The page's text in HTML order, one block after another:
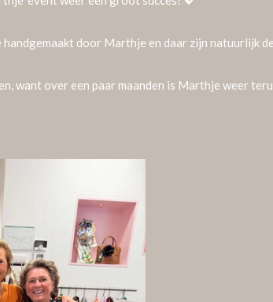
door Marthje en daar zijn natuurlijk
want over een paar maanden is Marthje weer